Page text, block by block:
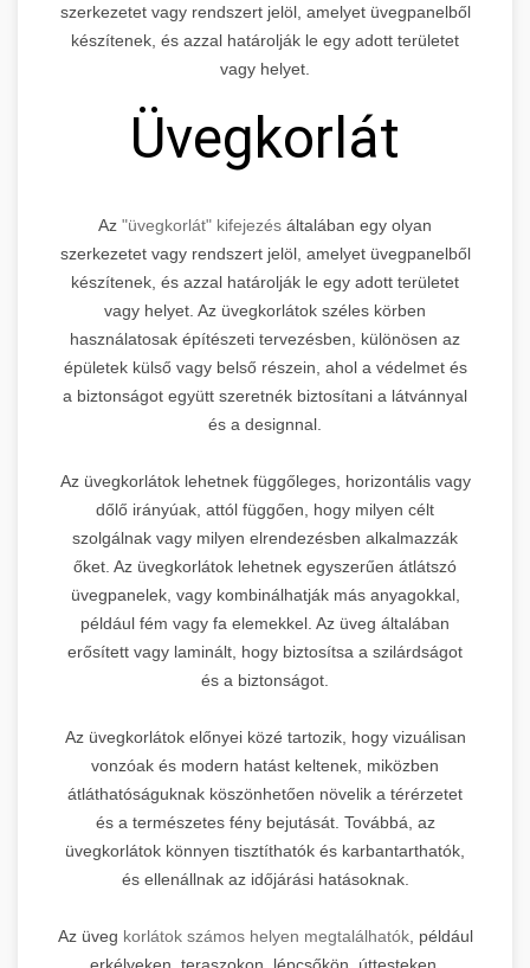
szerkezetet vagy rendszert jelöl, amelyet üvegpanelből
készítenek, és azzal határolják le egy adott területet
vagy helyet.
Üvegkorlát
Az "üvegkorlát" kifejezés általában egy olyan
szerkezetet vagy rendszert jelöl, amelyet üvegpanelből
készítenek, és azzal határolják le egy adott területet
vagy helyet. Az üvegkorlátok széles körben
használatosak építészeti tervezésben, különösen az
épületek külső vagy belső részein, ahol a védelmet és
a biztonságot együtt szeretnék biztosítani a látvánnyal
és a designnal.
Az üvegkorlátok lehetnek függőleges, horizontális vagy
dőlő irányúak, attól függően, hogy milyen célt
szolgálnak vagy milyen elrendezésben alkalmazzák
őket. Az üvegkorlátok lehetnek egyszerűen átlátszó
üvegpanelek, vagy kombinálhatják más anyagokkal,
például fém vagy fa elemekkel. Az üveg általában
erősített vagy laminált, hogy biztosítsa a szilárdságot
és a biztonságot.
Az üvegkorlátok előnyei közé tartozik, hogy vizuálisan
vonzóak és modern hatást keltenek, miközben
átláthatóságuknak köszönhetően növelik a térérzetet
és a természetes fény bejutását. Továbbá, az
üvegkorlátok könnyen tisztíthatók és karbantarthatók,
és ellenállnak az időjárási hatásoknak.
Az üveg korlátok számos helyen megtalálhatók, például
erkélyeken, teraszokon, lépcsőkön, úttesteken,